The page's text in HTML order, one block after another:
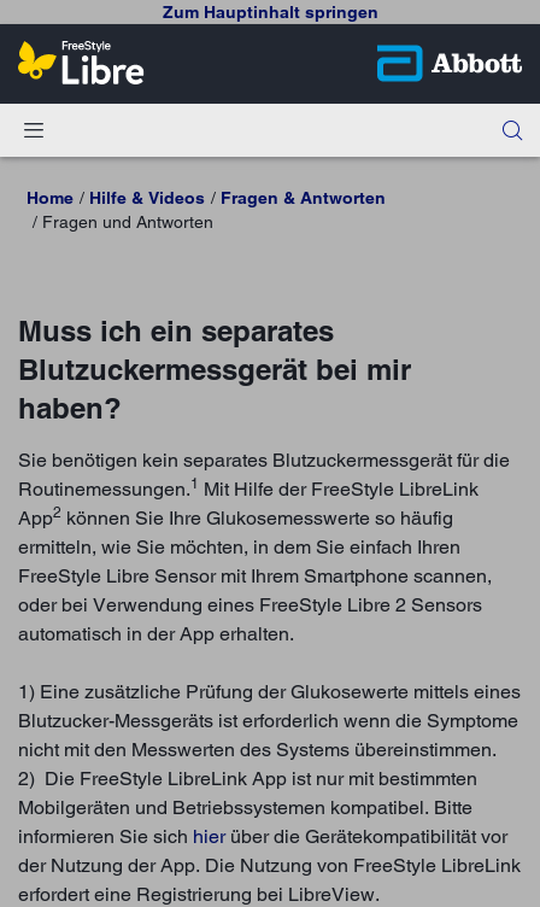
Zum Hauptinhalt springen
Home Hilfe & Videos
Fragen & Antworten
Fragen und Antworten
Muss ich ein separates
Blutzuckermessgerät bei mir
haben?
Sie benötigen kein separates Blutzuckermessgerät für die
Routinemessungen.1 Mit Hilfe der FreeStyle LibreLink
App2 können Sie Ihre Glukosemesswerte so häufig
ermitteln, wie Sie möchten, in dem Sie einfach Ihren
FreeStyle Libre Sensor mit Ihrem Smartphone scannen,
oder bei Verwendung eines FreeStyle Libre 2 Sensors
automatisch in der App erhalten.
1) Eine zusätzliche Prüfung der Glukosewerte mittels eines
Blutzucker-Messgeräts ist erforderlich wenn die Symptome
nicht mit den Messwerten des Systems übereinstimmen.
2) Die FreeStyle LibreLink App ist nur mit bestimmten
Mobilgeräten und Betriebssystemen kompatibel. Bitte
informieren Sie sich hierüber die Gerätekompatibilität vor
der Nutzung der App. Die Nutzung von FreeStyle LibreLink
erfordert eine Registrierung bei LibreView.